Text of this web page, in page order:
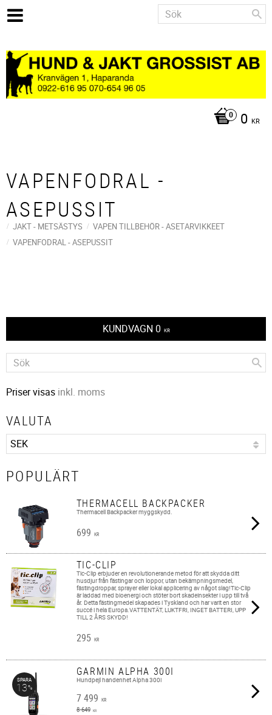
0 KR
VAPENFODRAL -
ASEPUSSIT
JAKT - METSÄSTYS
VAPEN TILLBEHÖR - ASETARVIKKEET
VAPENFODRAL - ASEPUSSIT
KUNDVAGN 0 KR
Priser visas inkl. moms
VALUTA
POPULÄRT
THERMACELL BACKPACKER
Thermacell Backpacker myggskydd.
699 KR
TIC-CLIP
Tic-Clip erbjuder en revolutionerande metod för att skydda ditt
husdjur från fästingar och loppor, utan bekämpningsmedel,
fästingdroppar, sprayer eller lokal applicering av något slag!Tic-Clip
är laddad med bioenergi och stöter bort skadeinsekter i upp till två
år. Detta fästingmedel skapades i Tyskland och har varit en stor
succé i hela Europa.VATTENTÄT, LUKTFRI, INGET BATTERI, UPP
TILL 2 ÅRS SKYDD!
295 KR
GARMIN ALPHA 300I
Hundpejl handenhet Alpha 300i
7 499 KR
8 649 KR
SPARA
13%